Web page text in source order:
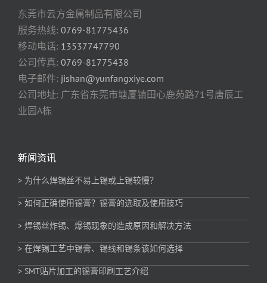
新闻资讯
> 为什么焊锡丝不易上锡或上锡较慢？
> 如何正确使用锡膏？锡膏的选取及使用技巧
> 焊锡丝炸锡、爆锡现象的造成原因和解决方法
> 在焊锡工艺中锡膏、锡线和锡条该如何选择
> SMT贴片加工的锡膏印刷工艺介绍
东莞市云方金属制品有限公司
服务热线: 0769-81775436
移动电话: 13537747790
公司传真: 0769-81775438
电子邮件: jishan@yunfangxiye.com
公司地址: 广东省东莞市塘厦镇田心鹿苑路71号唐辰工
业园A栋